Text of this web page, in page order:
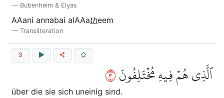
Bubenheim & Elyas
AAani annabai alAAatheem
Transliteration
3
ٱلَّذِي هُمۡ فِيهِ مُخۡتَلِفُونَ٣
über die sie sich uneinig sind.